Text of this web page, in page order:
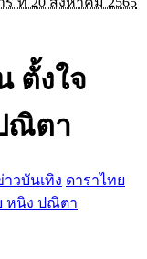
ตั้งใจ
ณิตา
วบันเทิง ดาราไทย
หนิง ปณิตา